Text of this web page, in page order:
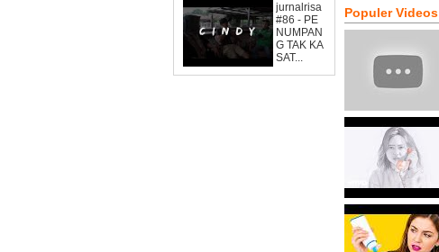
jurnalrisa
#86 - PE
NUMPAN
G TAK KA
SAT...
Populer Videos